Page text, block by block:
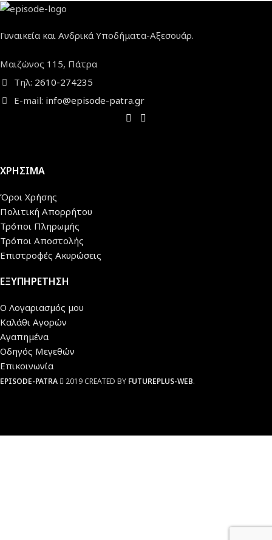
Γυναικεία και Ανδρικά Υποδήματα-Αξεσουάρ.
Μαιζώνος 115, Πάτρα
Τηλ: 2610-274235
E-mail: info@episode-patra.gr
ΧΡΗΣΙΜΑ
Όροι Χρήσης
Πολιτική Απορρήτου
Τρόποι Πληρωμής
Τρόποι Αποστολής
Επιστροφές Ακυρώσεις
ΕΞΥΠΗΡΕΤΗΣΗ
Ο Λογαριασμός μου
Καλάθι Αγορών
Αγαπημένα
Οδηγός Μεγεθών
Επικοινωνία
EPISODE-PATRA 2019 CREATED BY FUTUREPLUS-WEB.